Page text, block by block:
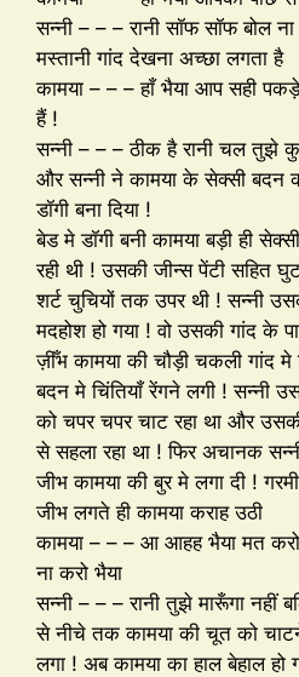
सन्नी – – – रानी सॉफ सॉफ बोल
मस्तानी गांद देखना अच्छा लगता है
कामया – – – हाँ भैया आप सही
हैं !
सन्नी – – – ठीक है रानी चल तुझे
और सन्नी ने कामया के सेक्सी बदन
डॉगी बना दिया !
बेड मे डॉगी बनी कामया बड़ी ही
रही थी ! उसकी जीन्स पेंटी सहित
शर्ट चुचियों तक उपर थी ! सन्नी
मदहोश हो गया ! वो उसकी गांद के
ज़ीँभ कामया की चौड़ी चकली गांद
बदन मे चिंतियाँ रेंगने लगी ! सन्नी
को चपर चपर चाट रहा था और
से सहला रहा था ! फिर अचानक
जीभ कामया की बुर मे लगा दी !
जीभ लगते ही कामया कराह उठी
कामया – – – आ आहह भैया मत
ना करो भैया
सन्नी – – – रानी तुझे मारूँगा नहीं
से नीचे तक कामया की चूत को
लगा ! अब कामया का हाल बेहाल हो